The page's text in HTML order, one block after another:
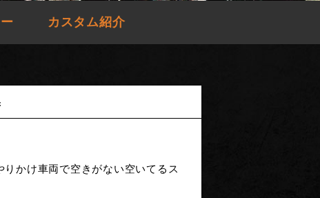
カスタム紹介
かけ車両で空きがない空いてるス